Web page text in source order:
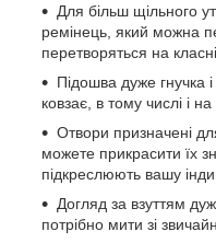
Для більш щільного
ремінець, який можна
перетворяться на
Підошва дуже гнучка
ковзає, в тому числі і
Отвори призначені
можете прикрасити їх
підкреслюють вашу
Догляд за взуттям
потрібно мити зі